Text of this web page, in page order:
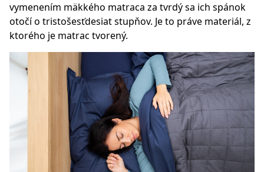
vymenením mäkkého matraca za tvrdý sa ich spánok
otočí o tristošesťdesiat stupňov. Je to práve materiál, z
ktorého je matrac tvorený.